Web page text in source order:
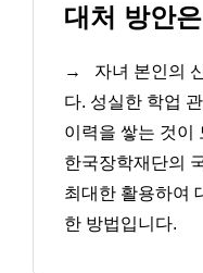
대처 방안
→
자녀 본인의
다. 성실한 학업
이력을 쌓는 것이
한국장학재단의
최대한 활용하여
한 방법입니다.